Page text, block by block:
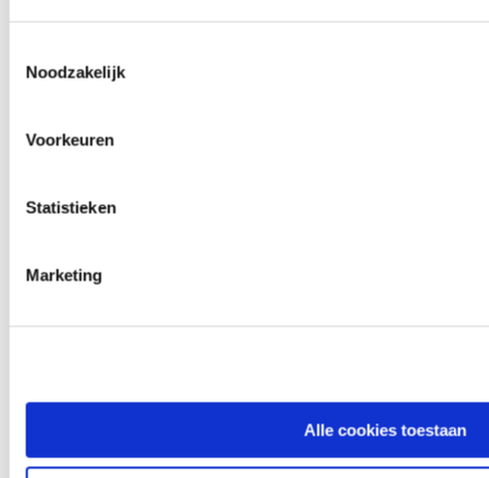
Noodzakelijk
Voorkeuren
Statistieken
Marketing
Alle cookies toestaan
symbool
Blijf op de hoogte